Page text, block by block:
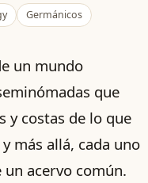
Germánicos
un mundo
que
y costas de lo que
más allá, cada uno
acervo común.